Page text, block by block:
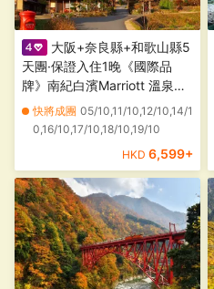
大阪+奈良縣+和歌山縣5
天團·保證入住1晚《國際品
牌》南紀白濱Marriott 溫泉酒
店、「世界文化遺產」興福寺
~中金堂、「賞紅葉名所」美
快將成團 05/10,11/10,12/10,14/1
0,16/10,17/10,18/10,19/10
HKD 6,599+